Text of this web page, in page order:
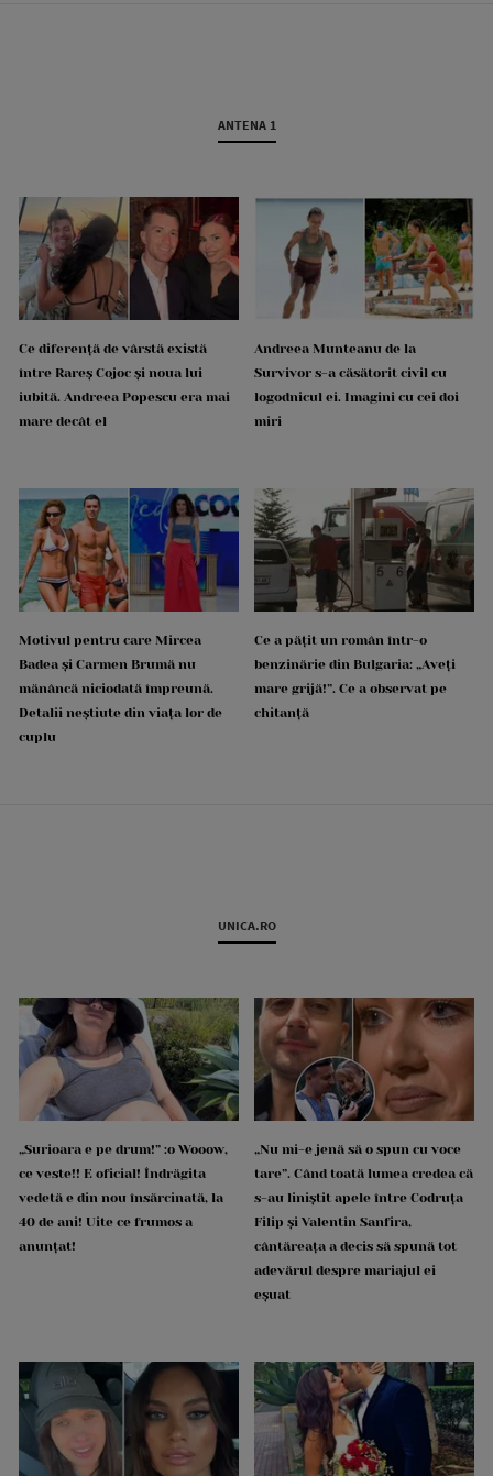
ANTENA 1
Ce diferență de vârstă există
între Rareș Cojoc și noua lui
iubită. Andreea Popescu era mai
mare decât el
Andreea Munteanu de la
Survivor s-a căsătorit civil cu
logodnicul ei. Imagini cu cei doi
miri
Motivul pentru care Mircea
Badea și Carmen Brumă nu
mănâncă niciodată împreună.
Detalii neștiute din viața lor de
cuplu
Ce a pățit un român într-o
benzinărie din Bulgaria: „Aveți
mare grijă!”. Ce a observat pe
chitanță
UNICA.RO
„Surioara e pe drum!” :o Wooow,
ce veste!! E oficial! Îndrăgita
vedetă e din nou însărcinată, la
40 de ani! Uite ce frumos a
anunțat!
„Nu mi-e jenă să o spun cu voce
tare”. Când toată lumea credea că
s-au liniștit apele între Codruța
Filip și Valentin Sanfira,
cântăreața a decis să spună tot
adevărul despre mariajul ei
eșuat